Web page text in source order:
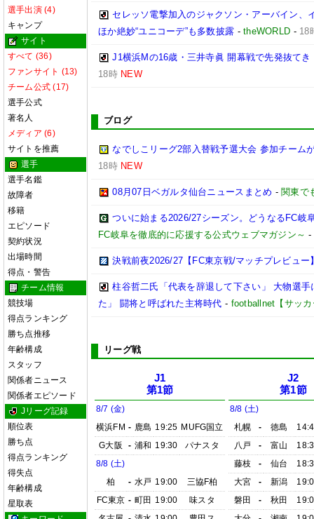
選手出演 (4)
キャンプ
サイト
すべて (36)
ファンサイト (13)
チーム公式 (17)
選手公式
著名人
メディア (6)
サイトを推薦
選手
選手名鑑
故障者
移籍
エピソード
契約状況
出場時間
得点・警告
チーム情報
競技場
得点ランキング
勝ち点推移
年齢構成
スタッフ
関係者ニュース
関係者エピソード
Jリーグ記録
順位表
勝ち点
得点ランキング
得失点
年齢構成
星取表
セレッソ電撃加入のジャクソン・アーバイン
ほか絶妙“ユニコーデ”も多数披露 -theWORLD - 18
J1横浜Mの16歳・三井寺眞 開幕戦で先発抜て
18時 NEW
ブログ
なでしこリーグ2部入替戦予選大会 参加チーム
18時 NEW
08月07日ベガルタ仙台ニュースまとめ - 関東で
ついに始まる2026/27シーズン。どうなるFC岐
FC岐阜を徹底的に応援する公式ウェブマガジン～ -
決戦前夜2026/27【FC東京戦/マッチプレビュー
柱谷哲二氏「代表を辞退して下さい」 大物選
た」 闘将と呼ばれた主将時代 - footballnet【サッ
リーグ戦
J1
第1節
8/7 (金)
横浜FM - 鹿島 19:25 MUFG国立
G大阪
- 浦和 19:30
パナスタ
8/8 (土)
柏
- 水戸 19:00
三協F柏
FC東京 - 町田 19:00
味スタ
J2
第1節
8/8 (土)
札幌
- 徳島
八戸
- 富山
藤枝
- 仙台
大宮
- 新潟
磐田
- 秋田